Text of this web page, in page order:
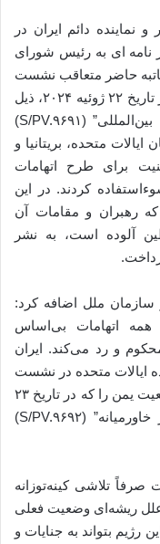
نماینده دائم ایران در
ای به رئیس شورای
حاضر متعاقب نشست
علنی شورای امنیت سازمان ملل متحد در تاریخ ۲۲ ژوئیه ۲۰۲۴، ذیل
دستور کار “تهدیدات علیه صلح و امنیت بین‌المللی” (S/PV.۹۶۹۱)
متحده، بریتانیا و
برای طرح اتهامات
کردند. در این
که رهبران و مقامات آن
آلوده است، به نشر
سازمان ملل اضافه کرد:
اتهامات بی‌اساس
و رد می‌کند. ایران
ایالات متحده در نشست
علنی امروز شورای امنیت در خصوص وضعیت یمن را که در تاریخ ۲۳
ژوئیه ۲۰۲۴ ذیل دستور کار “وضعیت در خاورمیانه” (S/PV.۹۶۹۲)
صرفاً تلاشی کینه‌توزانه
ریشه‌ای وضعیت فعلی
رژیم بتواند به جنایات و